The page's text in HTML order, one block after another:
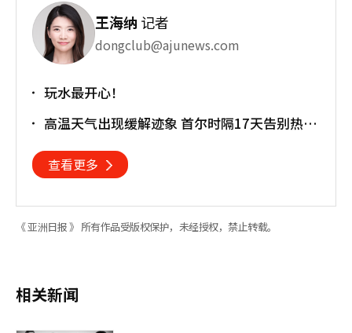
王海纳 记者
dongclub@ajunews.com
玩水最开心！
高温天气出现缓解迹象 首尔时隔17天告别热带
查看更多
《 亚洲日报 》 所有作品受版权保护，未经授权，禁止转载。
相关新闻